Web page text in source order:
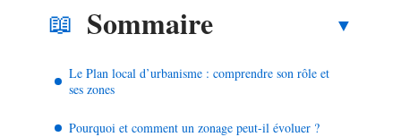
Sommaire
Le Plan local d’urbanisme : comprendre son rôle et
ses zones
Pourquoi et comment un zonage peut-il évoluer ?